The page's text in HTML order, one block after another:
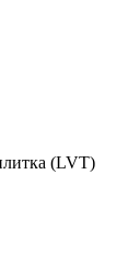
(LVT)